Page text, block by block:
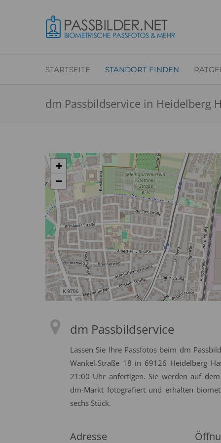
STARTSEITE STANDORT FINDEN
dm Passbildservice in Heidelberg
+
−
dm Passbildservice
Lassen Sie Ihre Passfotos beim dm
Wankel-Straße 18 in 69126 Heidelberg
21:00 Uhr anfertigen. Sie werden auf
dm-Markt fotografiert und erhalten
sechs Stück.
Adresse